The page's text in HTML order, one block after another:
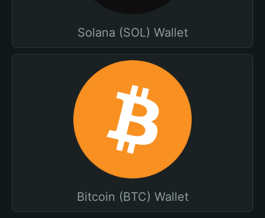
Solana (SOL) Wallet
Bitcoin (BTC) Wallet